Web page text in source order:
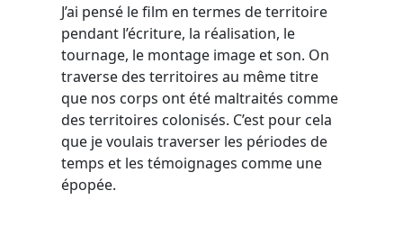
J’ai pensé le film en termes de territoire
pendant l’écriture, la réalisation, le
tournage, le montage image et son. On
traverse des territoires au même titre
que nos corps ont été maltraités comme
des territoires colonisés. C’est pour cela
que je voulais traverser les périodes de
temps et les témoignages comme une
épopée.